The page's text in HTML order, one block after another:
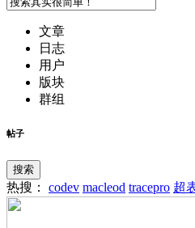
文章
日志
用户
版块
群组
帖子
搜索
热搜： codev macleod tracepro 超